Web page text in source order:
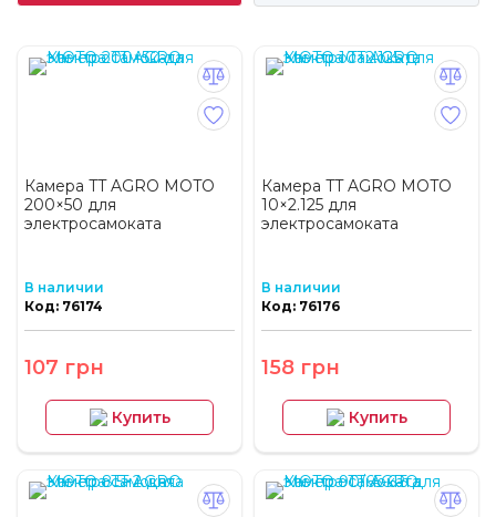
Камера TT AGRO MOTO
200×50 для
электросамоката
В наличии
Код: 76174
107 грн
Купить
Камера TT AGRO MOTO
10×2.125 для
электросамоката
В наличии
Код: 76176
158 грн
Купить